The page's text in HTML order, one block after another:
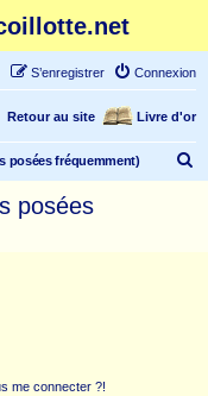
Connexion
S’enregistrer
Livre d'or
Retour au site
posées fréquemment)
posées
me connecter ?!